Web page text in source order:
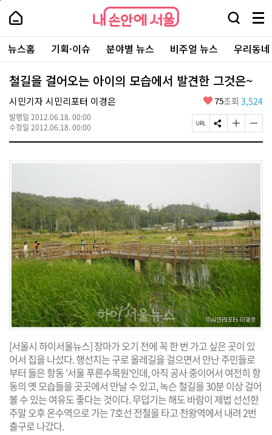
본
로
가
내
손
안
에
서
울
-
서
울
시
대
표
소
포
내
손
에
울
검
창
열
기
메
뉴
전
체
보
주
요
서
뉴스홈 기획·이슈 분야별 뉴스 비주얼 뉴스 우리동
철길을 걸어오는 아이의 모습에서 발견한 그것은~
시민기자 시민리포터 이경은
발행일 2012.06.18. 00:00
수정일 2012.06.18. 00:00
좋
요
75조회 3,524
페
이
U
사
S
N
공
글
자
기
하
기
글
자
기
하
기
[서울시 하이서울뉴스] 장마가 오기 전에 꼭 한 번 가고 싶은 곳이 있
어서 집을 나섰다. 행선지는 구로 올레길을 걸으면서 만난 주민들로
부터 들은 항동 '서울 푸른수목원'인데, 아직 공사 중이어서 여전히 항
동의 옛 모습들을 곳곳에서 만날 수 있고, 녹슨 철길을 30분 이상 걸어
볼 수 있는 여유도 좋다는 것이다. 무덥기는 해도 바람이 제법 선선한
주말 오후 온수역으로 가는 7호선 전철을 타고 천왕역에서 내려 2번
출구로 나갔다.
페
상
단
로